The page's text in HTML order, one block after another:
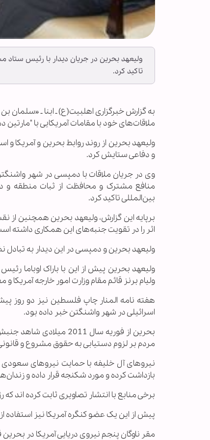
ولیعهد بحرین در جریان دیدار با رئیس ستاد
تاکید کرد.
به گزارش خبرگزاری اهل‏بیت(ع) ـ ابنا ـ
ملاقات‌های خود با مقامات آمریکایی با
ولیعهد بحرین از روند روابط بحرین و آمریکا
و دفاعی ستایش کرد.
وی در جریان ملاقات با دمپسی در شهر
منافع مشترک و محافظت از ثبات منطقه و
بین‌المللی تاکید کرد.
برپایه این گزارش، ولیعهد بحرین همچنین
اثر را در تقویت جنبه‌های این همکاری داشته
ولیعهد بحرین و دمپسی در این دیدار به تبادل
ولیعهد بحرین پیش از این با باراک اوباما
ولیام برنز قائم مقام وزارت امور خارجه آمریکا
هفته نامه المنار چاپ فلسطین نیز دو روز
اسرائیلی در شهر واشنگتن خبر داده بود.
بحرین از فوریه سال
مردم بر لزوم دستیابی به حقوق مشروع و
نیروهای آل خلیفه با حمایت نیروهای سعودی
بازداشت کرده و مورد شکنجه قرار داده و
برخی منابع با انتشار تصاویری ثابت کرده اند
پیش از این یک عضو کنگره آمریکا نیز
مقر ناوگان پنجم نیروی دریایی آمریکا در بحرین